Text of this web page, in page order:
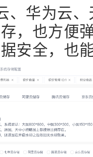
、华为云
，也方便
安全，也